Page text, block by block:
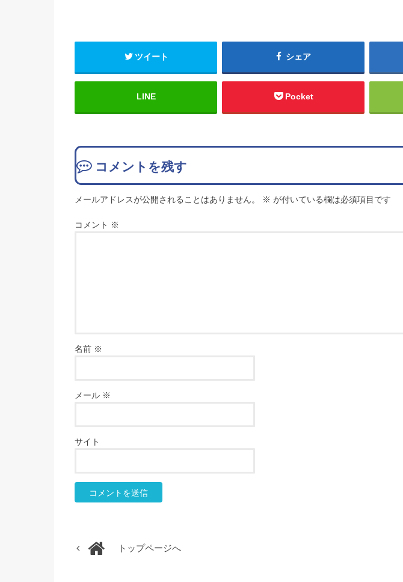
ツイート シェア
LINE Pocket
コメントを残す
メールアドレスが公開されることはありません。 ※ が付いている欄は必須項目です
コメント ※
名前 ※
メール ※
サイト
トップページへ